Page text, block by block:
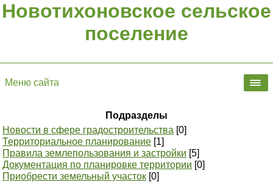
Новотихоновское сельское
поселение
Меню сайта
Подразделы
Новости в сфере градостроительства [0]
Территориальное планирование [1]
Правила землепользования и застройки [5]
Документация по планировке территории [0]
Приобрести земельный участок [0]